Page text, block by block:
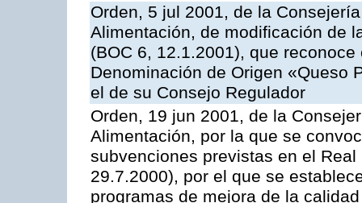
Orden, 5 jul 2001, de la
Alimentación, de modificación de
(BOC 6, 12.1.2001), que
Denominación de Origen «Queso
el de su Consejo Regulador
Orden, 19 jun 2001, de la
Alimentación, por la que se
subvenciones previstas en el
29.7.2000), por el que se
programas de mejora de la